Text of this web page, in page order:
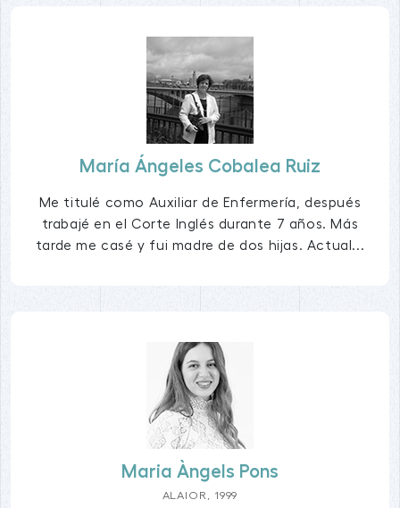
María Ángeles Cobalea Ruiz
Me titulé como Auxiliar de Enfermería, después
trabajé en el Corte Inglés durante 7 años. Más
tarde me casé y fui madre de dos hijas. Actual...
Maria Àngels Pons
ALAIOR, 1999